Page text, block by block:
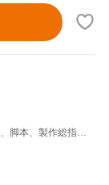
ラリー・ウォシャウスキー(監督、脚本、製作総指揮),アンディ・ウォシャウスキー(監督、脚本、製作総指揮),キアヌ・リーヴス,ローレンス・フィッシュバーン,キャリー=アン・モス